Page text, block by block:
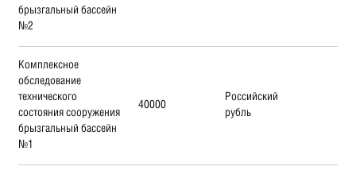
брызгальный бассейн
№2
Комплексное
обследование
технического
состояния сооружения
брызгальный бассейн
№1
40000
Российский
рубль